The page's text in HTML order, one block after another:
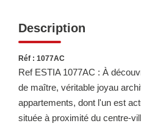
Description
Réf : 1077AC
Ref ESTIA 1077AC : À
de maître, véritable joyau
appartements, dont l'un est
située à proximité du centre-